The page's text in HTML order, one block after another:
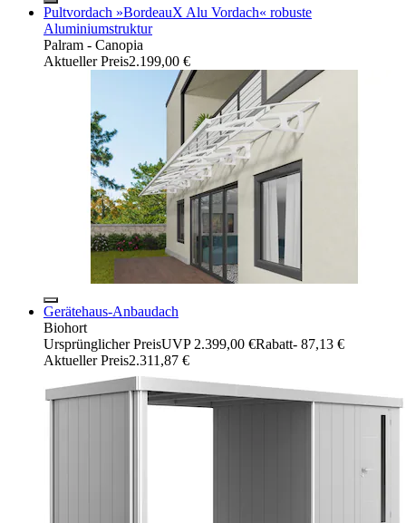
Pultvordach »BordeauX Alu Vordach« robuste
Aluminiumstruktur
Palram - Canopia
Aktueller Preis2.199,00 €
Gerätehaus-Anbaudach
Biohort
Ursprünglicher PreisUVP 2.399,00 €Rabatt- 87,13 €
Aktueller Preis2.311,87 €